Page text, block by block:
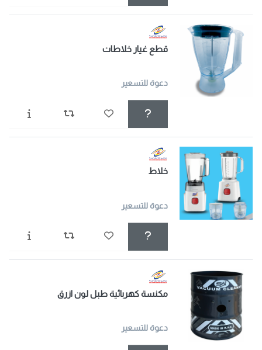
قطع غيار خلاطات
دعوة للتسعير
خلاط
دعوة للتسعير
مكنسة كهربائية طبل لون ازرق
دعوة للتسعير